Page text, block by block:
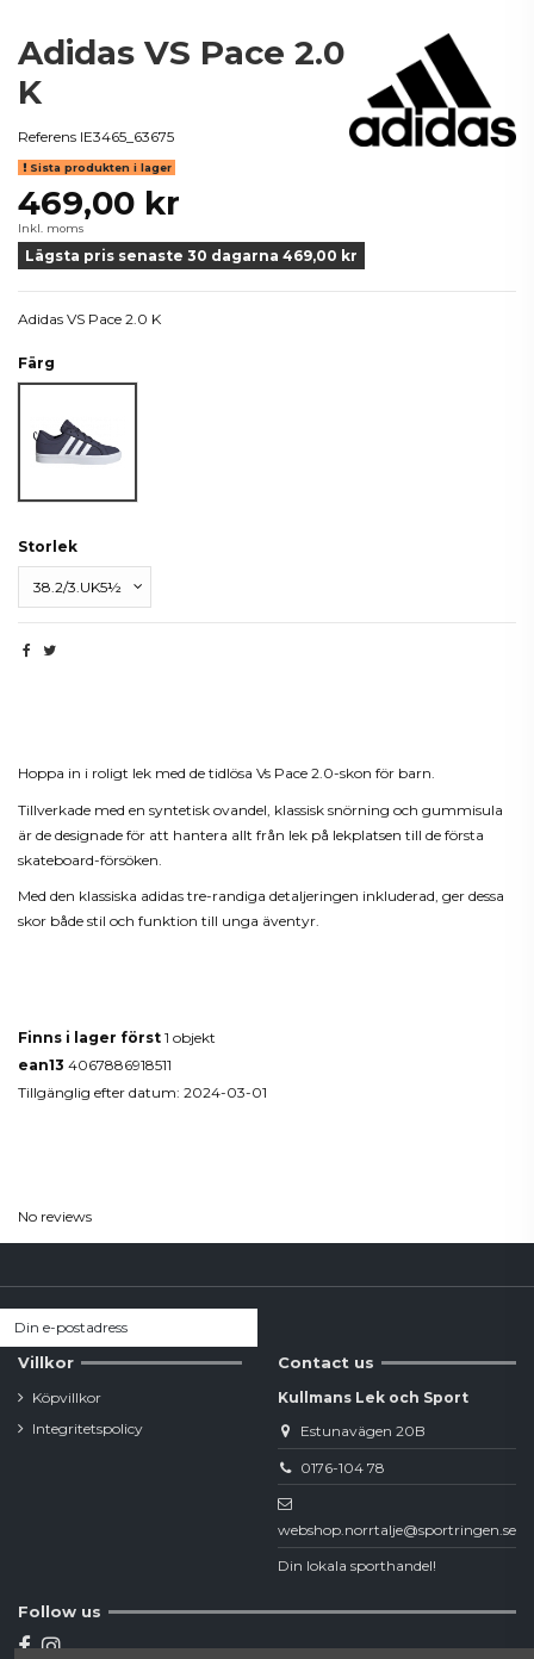
Adidas VS Pace 2.0
K
Referens IE3465_63675
Sista produkten i lager
469,00 kr
Inkl. moms
Lägsta pris senaste 30 dagarna 469,00 kr
Adidas VS Pace 2.0 K
Färg
Storlek
Hoppa in i roligt lek med de tidlösa Vs Pace 2.0-skon för barn.
Tillverkade med en syntetisk ovandel, klassisk snörning och gummisula
är de designade för att hantera allt från lek på lekplatsen till de första
skateboard-försöken.
Med den klassiska adidas tre-randiga detaljeringen inkluderad, ger dessa
skor både stil och funktion till unga äventyr.
Finns i lager först 1 objekt
ean13 4067886918511
Tillgänglig efter datum: 2024-03-01
No reviews
Villkor
Köpvillkor
Integritetspolicy
Contact us
Kullmans Lek och Sport
Estunavägen 20B
0176-104 78
webshop.norrtalje@sportringen.se
Din lokala sporthandel!
Follow us